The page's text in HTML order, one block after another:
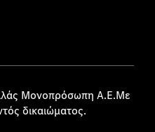
Μονοπρόσωπη Α.Ε.Με
δικαιώματος.